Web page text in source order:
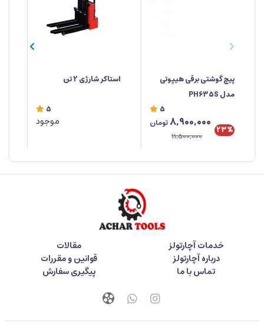
پیچ گوشتی برقی هیپوتی
مدل PH635S
5
23%
8,900,000تومان
11,500,000
استاکر شارژی 2 تن
5
موجود
خدمات آچارتولز
مقالات
درباره آچارتولز
قوانین و مقررات
تماس با ما
پیگیری سفارش